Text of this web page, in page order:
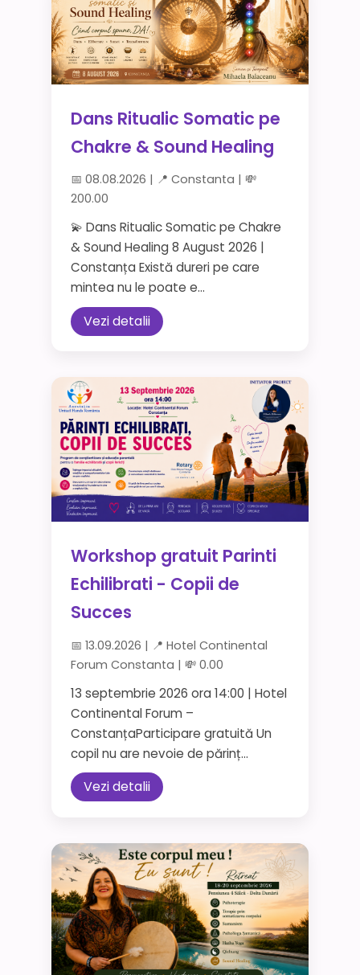
Dans Ritualic Somatic pe
Chakre & Sound Healing
📅 08.08.2026 | 📍 Constanta | 💸
200.00
💫 Dans Ritualic Somatic pe Chakre
& Sound Healing 8 August 2026 |
Constanța Există dureri pe care
mintea nu le poate e...
Vezi detalii
Workshop gratuit Parinti
Echilibrati - Copii de
Succes
📅 13.09.2026 | 📍 Hotel Continental
Forum Constanta | 💸 0.00
13 septembrie 2026 ora 14:00 | Hotel
Continental Forum –
ConstanțaParticipare gratuită Un
copil nu are nevoie de părinț...
Vezi detalii